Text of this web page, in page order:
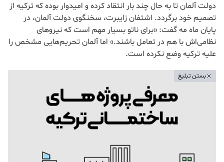
دولت آلمان تا به حال چند بار انتقاد کرده و امیدوار بوده که ترکیه از
تصمیم خود برگردد. اشتفان زایبرت، سخنگوی دولت آلمان، در
پایان ماه مه گفت: «برای ناتو بسیار مهم است که نیروهای
نظامی‌اش با هم در تعامل باشند.» اما آلمان تحریم‌هایی مشخص را
علیه ترکیه وضع نکرده است.
بستن تبلیغ